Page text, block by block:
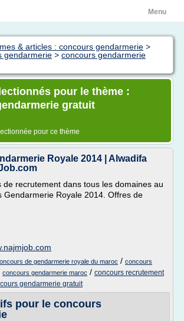
Menu
& articles : concours gendarmerie >
gendarmerie > concours gendarmerie
pour le thème :
gratuit
pour ce thème
Royale 2014 | Alwadifa
de recrutement dans tous les domaines au
Gendarmerie Royale 2014. Offres de
de gendarmerie royale du maroc / concours
concours gendarmerie maroc / concours recrutement
gendarmerie gratuit
pour le concours